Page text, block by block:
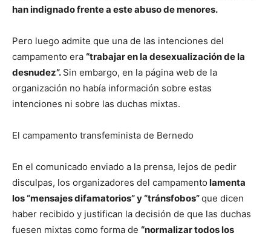
han indignado frente a este abuso de menores.
Pero luego admite que una de las intenciones del
campamento era “trabajar en la desexualización de la
desnudez”. Sin embargo, en la página web de la
organización no había información sobre estas
intenciones ni sobre las duchas mixtas.
El campamento transfeminista de Bernedo
En el comunicado enviado a la prensa, lejos de pedir
disculpas, los organizadores del campamento lamenta
los “mensajes difamatorios” y “tránsfobos”que dicen
haber recibido y justifican la decisión de que las duchas
fuesen mixtas como forma de “normalizar todos los